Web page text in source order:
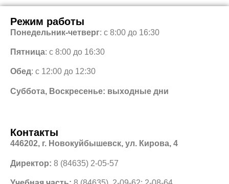
Режим работы
Понедельник-четверг: с 8:00 до 16:30
Пятница: с 8:00 до 16:30
Обед: с 12:00 до 12:30
Суббота, Воскресенье: выходные дни
Контакты
446202, г. Новокуйбышевск, ул. Кирова, 4
Директор: 8 (84635) 2-05-57